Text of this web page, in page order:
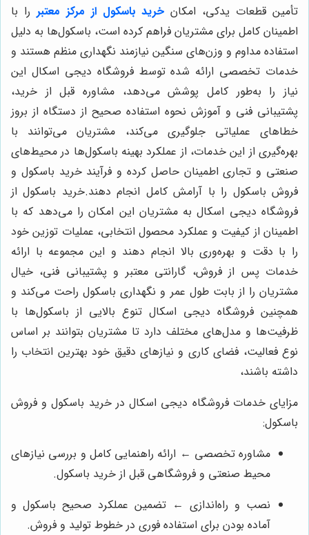
تأمین قطعات یدکی، امکان خرید باسکول از مرکز معتبر را با
اطمینان کامل برای مشتریان فراهم کرده است، باسکول‌ها به دلیل
استفاده مداوم و وزن‌های سنگین نیازمند نگهداری منظم هستند و
خدمات تخصصی ارائه شده توسط فروشگاه دیجی اسکال این
نیاز را به‌طور کامل پوشش می‌دهد، مشاوره قبل از خرید،
پشتیبانی فنی و آموزش نحوه استفاده صحیح از دستگاه از بروز
خطاهای عملیاتی جلوگیری می‌کند، مشتریان می‌توانند با
بهره‌گیری از این خدمات، از عملکرد بهینه باسکول‌ها در محیط‌های
صنعتی و تجاری اطمینان حاصل کرده و فرآیند خرید باسکول و
فروش باسکول را با آرامش کامل انجام دهند.خرید باسکول از
فروشگاه دیجی اسکال به مشتریان این امکان را می‌دهد که با
اطمینان از کیفیت و عملکرد محصول انتخابی، عملیات توزین خود
را با دقت و بهره‌وری بالا انجام دهند و این مجموعه با ارائه
خدمات پس از فروش، گارانتی معتبر و پشتیبانی فنی، خیال
مشتریان را از بابت طول عمر و نگهداری باسکول راحت می‌کند و
همچنین فروشگاه دیجی اسکال تنوع بالایی از باسکول‌ها با
ظرفیت‌ها و مدل‌های مختلف دارد تا مشتریان بتوانند بر اساس
نوع فعالیت، فضای کاری و نیازهای دقیق خود بهترین انتخاب را
داشته باشند،
مزایای خدمات فروشگاه دیجی اسکال در خرید باسکول و فروش
باسکول:
مشاوره تخصصی ← ارائه راهنمایی کامل و بررسی نیازهای
محیط صنعتی و فروشگاهی قبل از خرید باسکول.
نصب و راه‌اندازی ← تضمین عملکرد صحیح باسکول و
آماده بودن برای استفاده فوری در خطوط تولید و فروش.